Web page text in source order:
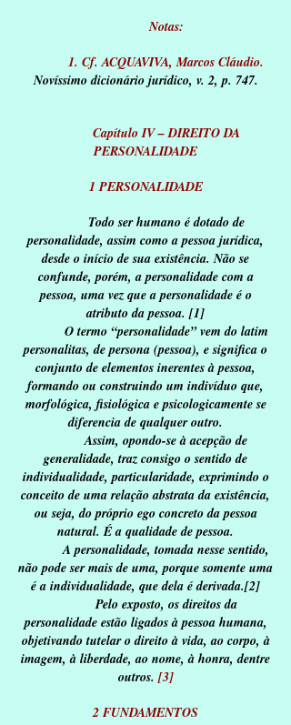
Notas:
1. Cf. ACQUAVIVA, Marcos Cláudio.
Novíssimo dicionário jurídico, v. 2, p. 747.
Capítulo IV – DIREITO DA
PERSONALIDADE
1 PERSONALIDADE
Todo ser humano é dotado de
personalidade, assim como a pessoa jurídica,
desde o início de sua existência. Não se
confunde, porém, a personalidade com a
pessoa, uma vez que a personalidade é o
atributo da pessoa. [1]
O termo “personalidade” vem do latim
personalitas, de persona (pessoa), e significa o
conjunto de elementos inerentes à pessoa,
formando ou construindo um indivíduo que,
morfológica, fisiológica e psicologicamente se
diferencia de qualquer outro.
Assim, opondo-se à acepção de
generalidade, traz consigo o sentido de
individualidade, particularidade, exprimindo o
conceito de uma relação abstrata da existência,
ou seja, do próprio ego concreto da pessoa
natural. É a qualidade de pessoa.
A personalidade, tomada nesse sentido,
não pode ser mais de uma, porque somente uma
é a individualidade, que dela é derivada.[2]
Pelo exposto, os direitos da
personalidade estão ligados à pessoa humana,
objetivando tutelar o direito à vida, ao corpo, à
imagem, à liberdade, ao nome, à honra, dentre
outros.[3]
2 FUNDAMENTOS